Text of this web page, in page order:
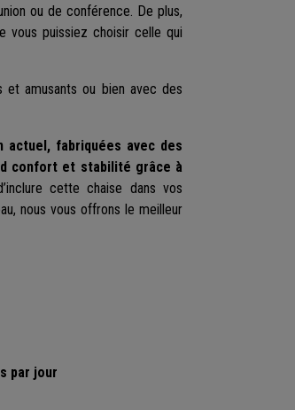
ou de conférence. De plus,
vous puissiez choisir celle qui
amusants ou bien avec des
actuel, fabriquées avec des
confort et stabilité grâce à
cette chaise dans vos
nous vous offrons le meilleur
par jour